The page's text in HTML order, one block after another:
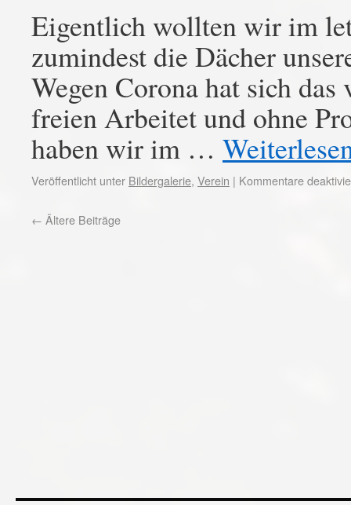
Eigentlich wollten wir im
zumindest die Dächer
Wegen Corona hat sich
freien Arbeitet und ohne
haben wir im …
Veröffentlicht unter Bildergalerie, Verein | Kommentare
← Ältere Beiträge